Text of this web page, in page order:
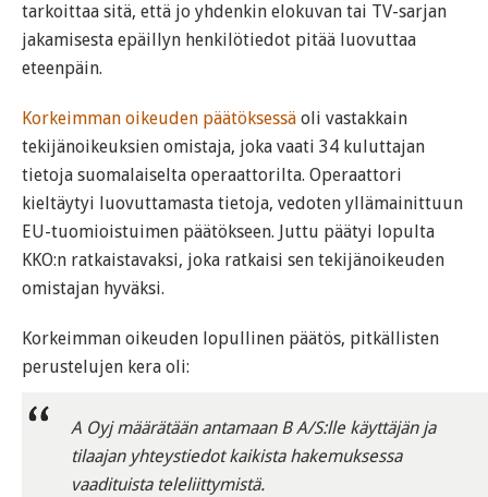
tarkoittaa sitä, että jo yhdenkin elokuvan tai TV-sarjan
jakamisesta epäillyn henkilötiedot pitää luovuttaa
eteenpäin.
Korkeimman oikeuden päätöksessä oli vastakkain
tekijänoikeuksien omistaja, joka vaati 34 kuluttajan
tietoja suomalaiselta operaattorilta. Operaattori
kieltäytyi luovuttamasta tietoja, vedoten yllämainittuun
EU-tuomioistuimen päätökseen. Juttu päätyi lopulta
KKO:n ratkaistavaksi, joka ratkaisi sen tekijänoikeuden
omistajan hyväksi.
Korkeimman oikeuden lopullinen päätös, pitkällisten
perustelujen kera oli:
A Oyj määrätään antamaan B A/S:lle käyttäjän ja
tilaajan yhteystiedot kaikista hakemuksessa
vaadituista teleliittymistä.